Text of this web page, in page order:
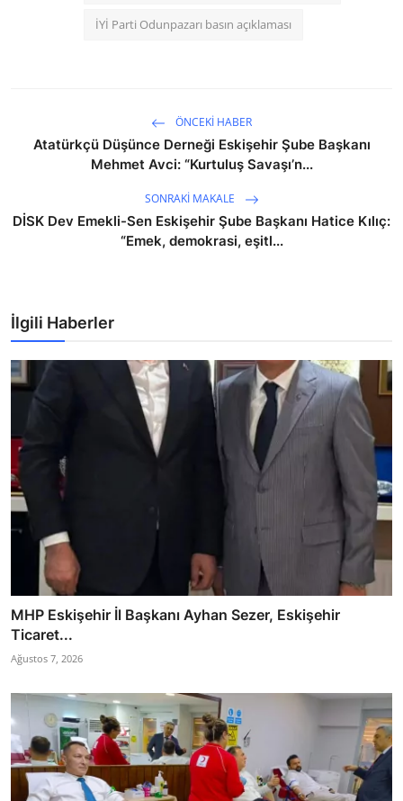
İYİ Parti Odunpazarı basın açıklaması
ÖNCEKI HABER
Atatürkçü Düşünce Derneği Eskişehir Şube Başkanı
Mehmet Avci: “Kurtuluş Savaşı’n...
SONRAKI MAKALE
DİSK Dev Emekli-Sen Eskişehir Şube Başkanı Hatice Kılıç:
“Emek, demokrasi, eşitl...
İlgili Haberler
MHP Eskişehir İl Başkanı Ayhan Sezer, Eskişehir
Ticaret...
Ağustos 7, 2026